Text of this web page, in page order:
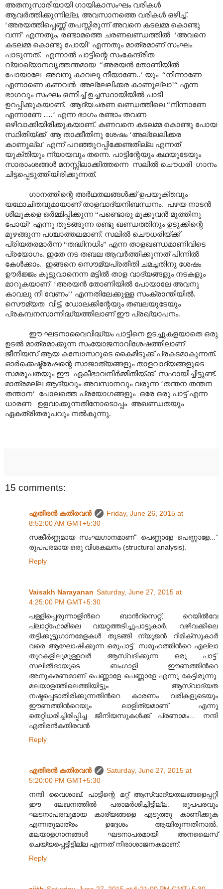
അതനുസാരിയായി ഗായികാസംഘം വരികൾ
ആവർത്തിക്കുന്നില്ല, അവസാനത്തെ വരികൾ ഒഴിച്ച്.
‘അരയത്തിപ്പെണ്ണ് തപസ്സിരുന്ന് അവനെ കടലമ്മ കൊണ്ടു
വന്ന്’ എന്നതും, രണ്ടാമത്തെ ചരണഖണ്ഡത്തിൽ ‘അവനെ
കടലമ്മ കൊണ്ടു പോയി’ എന്നതും മാത്രമാണ് സംഘം
പാടുന്നത്. എന്നാൽ പാട്ടിന്റെ സംകേന്ദ്രിത
വ്യാഖ്യാനവൃത്തന്തമായ “അരയൻ തോണിയിൽ
പോയാ‍ലേ അവനു കാവലു നീയാണേ..‘ യും “നിന്നാണേ
എന്നാണെ കണവൻ അല്ലേലിക്കര കാണൂല്ലാ’“ എന്ന
ഭാഗവും സംഘം ഒന്നിച്ച് ഉച്ചസ്ഥായിയിൽ പാടി
ഉറപ്പിക്കുകയാണ്. ആദ്യചരണ ഖണ്ഡത്തിലെ “നിന്നാണേ
എന്നാണേ ….‘ എന്ന ഭാഗം രണ്ടാം തവണ
ഒഴിവാക്കിയിരിക്കുകയാണ്. കണവനെ കടലമ്മ കൊണ്ടു പോയ
സ്ഥിതിയ്ക്ക് ആ താക്കീതിനു ശേഷം ‘അല്ലേലിക്കര
കാണൂല്ല’ എന്ന് പറഞ്ഞുറപ്പിക്കേണ്ടതില്ല എന്നത്
യുക്തിയും ന്യായവും തന്നെ. പാട്ടിന്റേയും കഥയുടേയും
സാരാംശങ്ങൾ മനസ്സിലാക്കിത്തന്നെ സലിൽ ചൌധരി ഗാനം
ചിട്ടപ്പെടുത്തിയിരിക്കുന്നത്.
ഗാനത്തിന്റെ അർഥതലങ്ങൾക്ക് ഉപയുക്തവും
യഥോചിതവുമായാണ് താളവാദ്യനിബന്ധനം. പഴയ നാടൻ
ശീലുകളെ ഒർമ്മിപ്പിക്കുന്ന “പണ്ടൊരു മുക്കുവൻ മുത്തിനു
പോയി‘ എന്നു തുടങ്ങുന്ന രണ്ടു ഖണ്ഡത്തിനും ഉടുക്കിന്റെ
മുഴങ്ങുന്ന പശ്ചാത്തലമാണ്. സലിൽ ചൌധരിയ്ക്ക്
പ്രിയതരമാർന്ന “തദ്ധിനധിം” എന്ന താളഖണ്ഡമാണിവിടെ
പ്രയോഗം. ഇതേ നട തബല ആവർത്തിക്കുന്നത് പിന്നിൽ
കേൾക്കാം. ഇങ്ങനെ സൌമ്യപ്രതീതി ചമച്ചതിനു ശേഷം
ഊർജ്ജം കൂട്ടുവാനെന്ന മട്ടിൽ താള വാദ്യങ്ങളും നടകളും
മാറുകയാണ് ‘അരയൻ തോണിയിൽ പോയാലേ അവനു
കാവലു നീ വേണം’’ എന്നതിലേക്കുള്ള സംക്രാന്തിയിൽ.
സൌമ്യത വിട്ട്, ഡോലക്കിന്റേയും തബലയുടേയും
പ്രകമ്പനസാന്നിദ്ധ്യത്തിലാണ് ഈ പ്രഖ്യാപനം.
ഈ ഘടനാവൈവിദ്ധ്യം പാട്ടിനെ ഉടച്ചുകളയാതെ ഒരു
ഉടൽ മാത്രമാക്കുന്ന സംയോജനാവിശേഷത്തിലാണ്
ജീനിയസ് ആയ കമ്പോസറുടെ കൈമിടുക്ക് പ്രകടമാകുന്നത്.
ഓർക്കെഷ്ട്രേഷന്റെ സാജാത്യങ്ങളും താളവാദ്യങ്ങളുടെ
സമരൂപതയും ഈ ഏകീഭാവനിർമ്മിതിയ്ക്ക് സഹായിച്ചിട്ടുണ്ട്.
മാത്രമല്ല ആദ്യവും അവസാനവും വരുന്ന ‘തന്തന തന്തന
തന്താന‘ പോലത്തെ പ്രയോഗങ്ങളും ഒരേ ഒരു പാട്ട് എന്ന
ധാരണ ഉളവാക്കുന്നതിനോടൊപ്പം അഖണ്ഡതയും
ഏകത്രിതരൂപവും നൽകുന്നു.
15 comments:
എതിരന്‍ കതിരവന്‍
Friday, June 26, 2015 at
8:52:00 AM GMT+5:30
സങ്കീർണ്ണമായ സംഘഗാനമാണ്” പെണ്ണാളേ പെണ്ണാളേ...”
രൂപപരമായ ഒരു വിശകലനം (structural analysis).
Reply
Vaisakh Narayanan Saturday, June 27, 2015 at
4:25:00 PM GMT+5:30
പള്ളിപ്പെരുന്നാളിൻറെ ബാൻറ്സെറ്റ്, റെയിൽവേ
പ്ലാറ്റ്ഫോമിലെ വയറ്റത്തടിച്ചുപാട്ടുകാർ, വഴിവക്കിലെ
തട്ടിക്കൂട്ടുഗാനമേളകൾ തുടങ്ങി ന്യൂജൻ റീമിക്സുകാർ
വരെ ആഘോഷിക്കുന്ന ഒരുപാട്ട്. സമൂഹത്തിൻറെ എല്ലാ
തുറകളിലുമുള്ളവർ ആസ്വദിക്കുന്ന ഒരു പാട്ട്.
സലിൽദായുടെ ബംഗാളി ഈണത്തിൻറെ
അനുകരണമാണ് പെണ്ണാളേ പെണ്ണാളേ എന്നു കേട്ടിരുന്നു.
മലയാളത്തിലെത്തിയിട്ടും ആസ്വാദ്യത
നഷ്ടപ്പെടാതിരിക്കുന്നതിൻറെ കാരണം വരികളുടെയും
ഈണത്തിൻറെയും ലാളിത്യമാണ് എന്നു
തെറ്റിധരിച്ചിരിപ്പിച്ച ജീനിയസുകൾക്ക് പ്രണാമം... നന്ദി
എതിരൻകതിരവൻ
Reply
എതിരന്‍ കതിരവന്‍
Saturday, June 27, 2015 at
5:20:00 PM GMT+5:30
നന്ദി വൈശാഖ്. പാട്ടിന്റെ മറ്റ് ആസ്വാദ്യതലങ്ങളെപ്പറ്റി
ഈ ലേഖനത്തിൽ പരാമർശിച്ചിട്ടില്ല. രൂപപരവും
ഘടനാപരവുമായ കാര്യങ്ങളെ എടുത്തു കാണിക്കുക
എന്നതുമാത്രം ഉദ്ദേശം ആയിരുന്നതിനാൽ.
മലയാളഗാനങ്ങൾ ഘടനാപരമായി അനലൈസ്
ചെയ്യപ്പെട്ടിട്ടില്ല എന്നത് നിരാശാ‍ജനകമാണ്.
Reply